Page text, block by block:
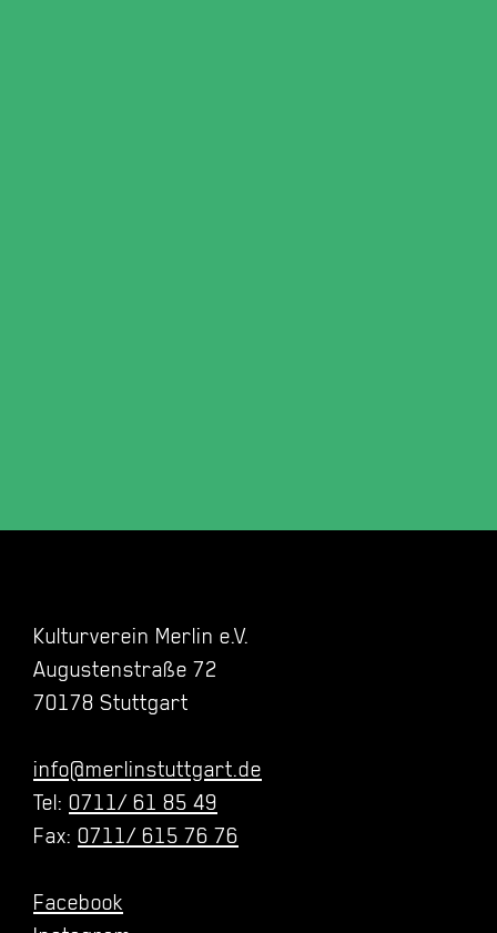
Kulturverein Merlin e.V.
Augustenstraße 72
70178 Stuttgart
info@merlinstuttgart.de
Tel: 0711/ 61 85 49
Fax: 0711/ 615 76 76
Facebook